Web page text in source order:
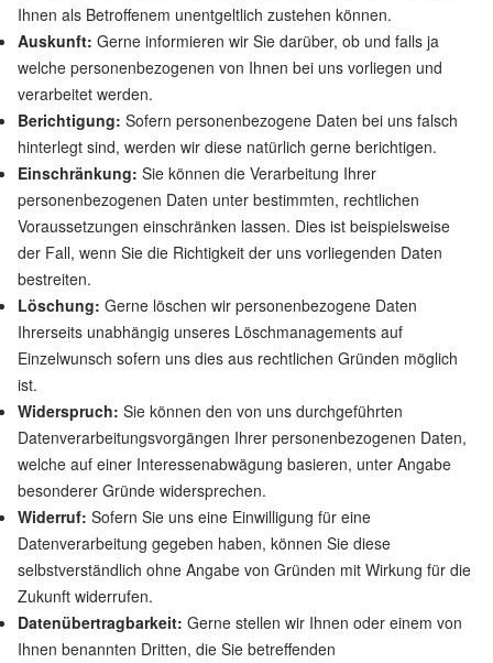
Ihnen als Betroffenem unentgeltlich zustehen können.
Auskunft: Gerne informieren wir Sie darüber, ob und falls ja
welche personenbezogenen von Ihnen bei uns vorliegen und
verarbeitet werden.
Berichtigung: Sofern personenbezogene Daten bei uns falsch
hinterlegt sind, werden wir diese natürlich gerne berichtigen.
Einschränkung: Sie können die Verarbeitung Ihrer
personenbezogenen Daten unter bestimmten, rechtlichen
Voraussetzungen einschränken lassen. Dies ist beispielsweise
der Fall, wenn Sie die Richtigkeit der uns vorliegenden Daten
bestreiten.
Löschung: Gerne löschen wir personenbezogene Daten
Ihrerseits unabhängig unseres Löschmanagements auf
Einzelwunsch sofern uns dies aus rechtlichen Gründen möglich
ist.
Widerspruch: Sie können den von uns durchgeführten
Datenverarbeitungsvorgängen Ihrer personenbezogenen Daten,
welche auf einer Interessenabwägung basieren, unter Angabe
besonderer Gründe widersprechen.
Widerruf: Sofern Sie uns eine Einwilligung für eine
Datenverarbeitung gegeben haben, können Sie diese
selbstverständlich ohne Angabe von Gründen mit Wirkung für die
Zukunft widerrufen.
Datenübertragbarkeit: Gerne stellen wir Ihnen oder einem von
Ihnen benannten Dritten, die Sie betreffenden